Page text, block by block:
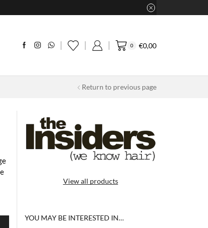
0 €0,00
Return to previous page
View all products
YOU MAY BE INTERESTED IN…